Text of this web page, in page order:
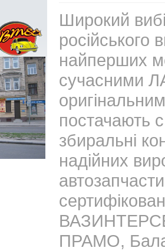
Широкий
найперших
сучасними
постачають
збиральні
надійних
ПРАМО,